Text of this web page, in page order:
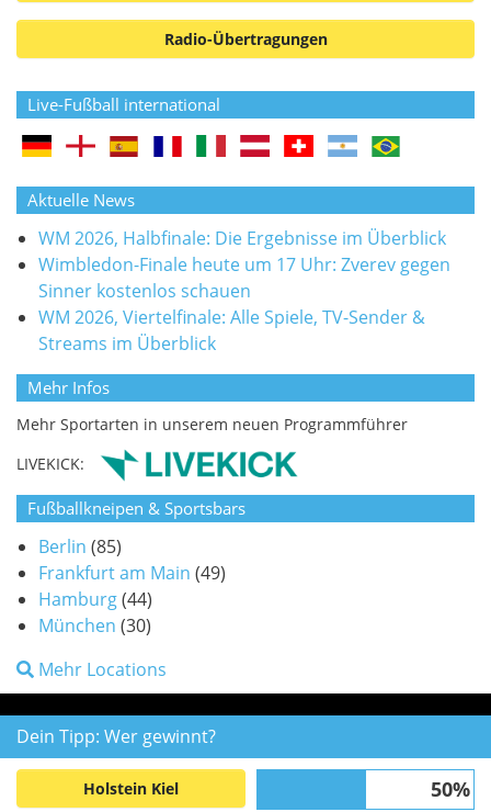
Radio-Übertragungen
Live-Fußball international
Aktuelle News
WM 2026, Halbfinale: Die Ergebnisse im Überblick
Wimbledon-Finale heute um 17 Uhr: Zverev gegen
Sinner kostenlos schauen
WM 2026, Viertelfinale: Alle Spiele, TV-Sender &
Streams im Überblick
Mehr Infos
Mehr Sportarten in unserem neuen Programmführer
LIVEKICK:
Fußballkneipen & Sportsbars
Berlin (85)
Frankfurt am Main (49)
Hamburg(44)
München (30)
Mehr Locations
Dein Tipp: Wer gewinnt?
Holstein Kiel 50%